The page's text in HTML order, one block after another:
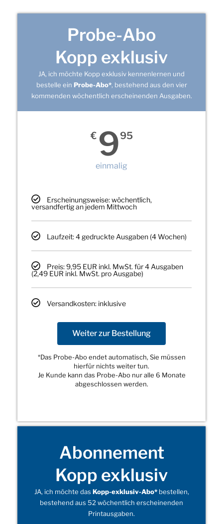
Probe-Abo
Kopp exklusiv
JA, ich möchte Kopp exklusiv kennenlernen und
bestelle ein Probe-Abo*, bestehend aus den vier
kommenden wöchentlich erscheinenden Ausgaben.
€ 995
einmalig
Erscheinungsweise: wöchentlich,
versandfertig an jedem Mittwoch
Laufzeit: 4 gedruckte Ausgaben (4 Wochen)
Preis: 9,95 EUR inkl. MwSt. für 4 Ausgaben
(2,49 EUR inkl. MwSt. pro Ausgabe)
Versandkosten: inklusive
Weiter zur Bestellung
*Das Probe-Abo endet automatisch, Sie müssen
hierfür nichts weiter tun.
Je Kunde kann das Probe-Abo nur alle 6 Monate
abgeschlossen werden.
Abonnement
Kopp exklusiv
JA, ich möchte das Kopp-exklusiv-Abo*bestellen,
bestehend aus 52 wöchentlich erscheinenden
Printausgaben.